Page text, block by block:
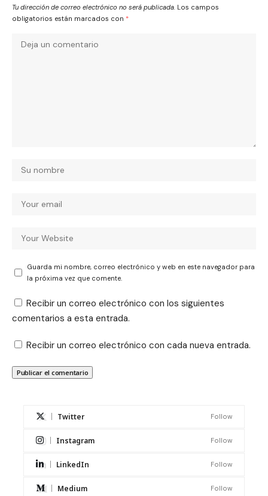
Tu dirección de correo electrónico no será publicada. Los campos
obligatorios están marcados con *
Guarda mi nombre, correo electrónico y web en este navegador para
la próxima vez que comente.
Recibir un correo electrónico con los siguientes
comentarios a esta entrada.
Recibir un correo electrónico con cada nueva entrada.
Twitter Follow
Instagram Follow
LinkedIn Follow
Medium Follow